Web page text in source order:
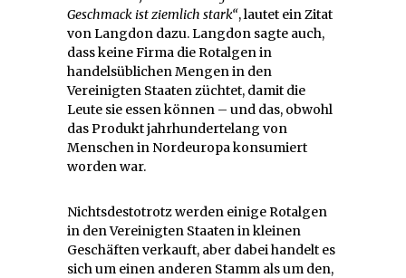
Geschmack ist ziemlich stark“, lautet ein Zitat
von Langdon dazu. Langdon sagte auch,
dass keine Firma die Rotalgen in
handelsüblichen Mengen in den
Vereinigten Staaten züchtet, damit die
Leute sie essen können – und das, obwohl
das Produkt jahrhundertelang von
Menschen in Nordeuropa konsumiert
worden war.
Nichtsdestotrotz werden einige Rotalgen
in den Vereinigten Staaten in kleinen
Geschäften verkauft, aber dabei handelt es
sich um einen anderen Stamm als um den,